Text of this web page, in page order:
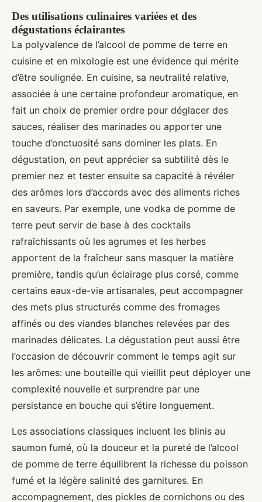
Des utilisations culinaires variées et des
dégustations éclairantes
La polyvalence de l’alcool de pomme de terre en
cuisine et en mixologie est une évidence qui mérite
d’être soulignée. En cuisine, sa neutralité relative,
associée à une certaine profondeur aromatique, en
fait un choix de premier ordre pour déglacer des
sauces, réaliser des marinades ou apporter une
touche d’onctuosité sans dominer les plats. En
dégustation, on peut apprécier sa subtilité dès le
premier nez et tester ensuite sa capacité à révéler
des arômes lors d’accords avec des aliments riches
en saveurs. Par exemple, une vodka de pomme de
terre peut servir de base à des cocktails
rafraîchissants où les agrumes et les herbes
apportent de la fraîcheur sans masquer la matière
première, tandis qu’un éclairage plus corsé, comme
certains eaux-de-vie artisanales, peut accompagner
des mets plus structurés comme des fromages
affinés ou des viandes blanches relevées par des
marinades délicates. La dégustation peut aussi être
l’occasion de découvrir comment le temps agit sur
les arômes: une bouteille qui vieillit peut déployer une
complexité nouvelle et surprendre par une
persistance en bouche qui s’étire longuement.
Les associations classiques incluent les blinis au
saumon fumé, où la douceur et la pureté de l’alcool
de pomme de terre équilibrent la richesse du poisson
fumé et la légère salinité des garnitures. En
accompagnement, des pickles de cornichons ou des